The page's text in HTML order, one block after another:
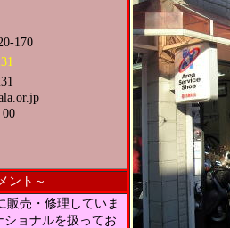
170
ント～
販売・修理していま
ョナルを扱ってお